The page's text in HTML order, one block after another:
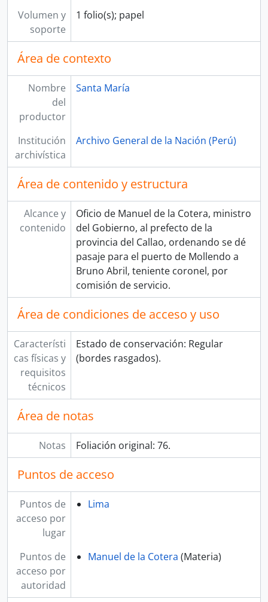
Volumen y
soporte
1 folio(s); papel
Área de contexto
Nombre
del
productor
Santa María
Institución
archivística
Archivo General de la Nación (Perú)
Área de contenido y estructura
Alcance y
contenido
Oficio de Manuel de la Cotera, ministro
del Gobierno, al prefecto de la
provincia del Callao, ordenando se dé
pasaje para el puerto de Mollendo a
Bruno Abril, teniente coronel, por
comisión de servicio.
Área de condiciones de acceso y uso
Característi
cas físicas y
requisitos
técnicos
Estado de conservación: Regular
(bordes rasgados).
Área de notas
Notas Foliación original: 76.
Puntos de acceso
Puntos de
acceso por
lugar
Lima
Puntos de
acceso por
autoridad
Manuel de la Cotera (Materia)